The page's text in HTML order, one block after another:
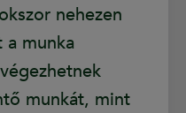
nehezen
munka
munkát, mint